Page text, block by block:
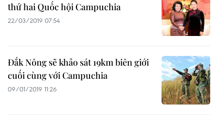
thứ hai Quốc hội Campuchia
22/03/2019 07:54
Đắk Nông sẽ khảo sát 19km biên giới
cuối cùng với Campuchia
09/01/2019 11:26